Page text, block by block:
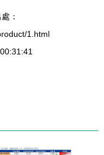
：
1.html